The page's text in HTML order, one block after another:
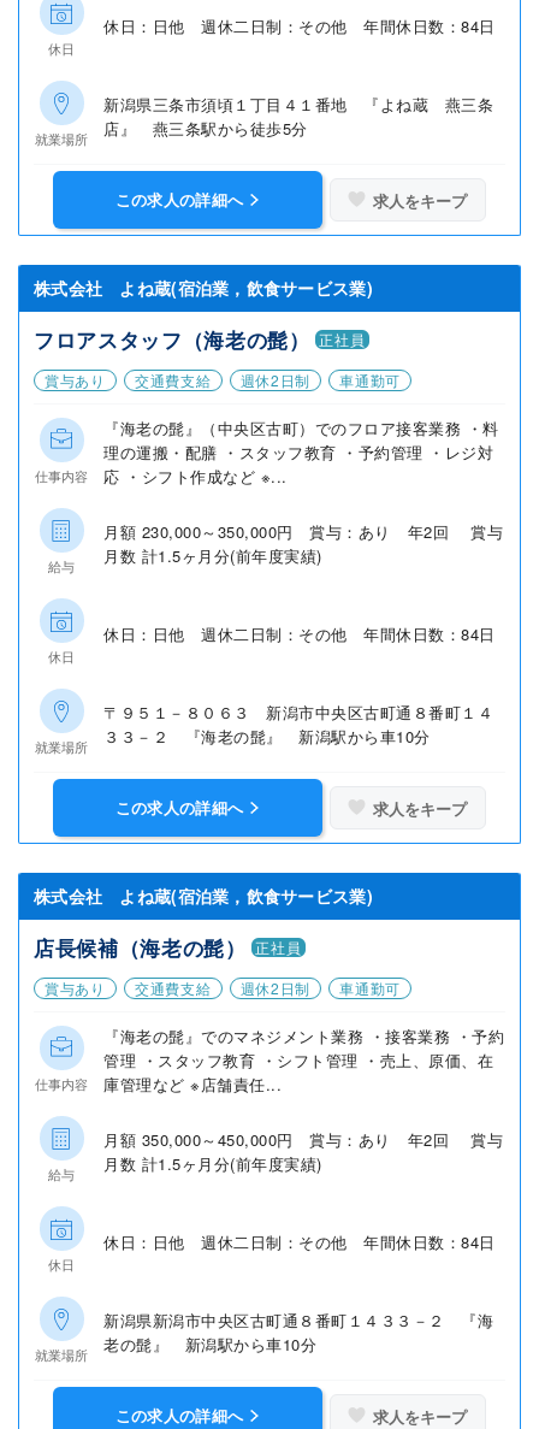
休日
休日：日他 週休二日制：その他 年間休日数：84日
就業場所
新潟県三条市須頃１丁目４１番地 『よね蔵 燕三条
店』 燕三条駅から徒歩5分
この求人の詳細へ 求人をキープ
株式会社 よね蔵(宿泊業，飲食サービス業)
フロアスタッフ（海老の髭）
正社員
賞与あり
交通費支給 週休2日制 車通勤可
仕事内容
『海老の髭』（中央区古町）でのフロア接客業務 ・料
理の運搬・配膳 ・スタッフ教育 ・予約管理 ・レジ対
応 ・シフト作成など ※...
給与
月額 230,000～350,000円 賞与：あり 年2回 賞与
月数 計1.5ヶ月分(前年度実績)
休日
休日：日他 週休二日制：その他 年間休日数：84日
就業場所
〒９５１－８０６３ 新潟市中央区古町通８番町１４
３３－２ 『海老の髭』 新潟駅から車10分
この求人の詳細へ 求人をキープ
株式会社 よね蔵(宿泊業，飲食サービス業)
店長候補（海老の髭）
正社員
賞与あり
交通費支給 週休2日制 車通勤可
仕事内容
『海老の髭』でのマネジメント業務 ・接客業務 ・予約
管理 ・スタッフ教育 ・シフト管理 ・売上、原価、在
庫管理など ※店舗責任...
給与
月額 350,000～450,000円 賞与：あり 年2回 賞与
月数 計1.5ヶ月分(前年度実績)
休日
休日：日他 週休二日制：その他 年間休日数：84日
就業場所
新潟県新潟市中央区古町通８番町１４３３－２ 『海
老の髭』 新潟駅から車10分
この求人の詳細へ 求人をキープ